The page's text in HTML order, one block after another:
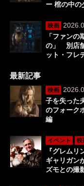
ー 棺の中の
映画
「ファン
の」 別店
ット・フレ
最新記事
映画
子を失った
のフォーク
編
イベント 映
『グレム
ギャリガン
ズモとの撮